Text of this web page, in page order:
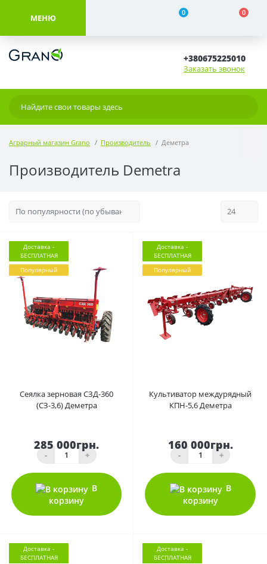
МЕНЮ 0 0
+380675225010
Заказать звонок
Аграрный магазин Grano Производитель Деметра
Производитель Demetra
Доставка -
БЕСПЛАТНАЯ
Популярный
Сеялка зерновая СЗД-360
(СЗ-3,6) Деметра
285 000грн.
- +
В
корзину
Доставка -
БЕСПЛАТНАЯ
Популярный
Культиватор междурядный
КПН-5,6 Деметра
160 000грн.
- +
В
корзину
Доставка -
БЕСПЛАТНАЯ
Доставка -
БЕСПЛАТНАЯ